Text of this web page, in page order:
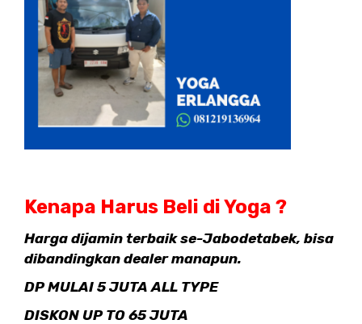
Kenapa Harus Beli di Yoga ?
Harga dijamin terbaik se-Jabodetabek, bisa
dibandingkan dealer manapun.
DP MULAI 5 JUTA ALL TYPE
DISKON UP TO 65 JUTA